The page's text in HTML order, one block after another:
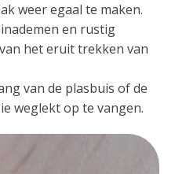
weer egaal te maken.
en rustig
het eruit trekken van
van de plasbuis of de
weglekt op te vangen.